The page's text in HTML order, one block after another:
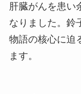
肝臓がんを患い
なりました。鈴
物語の核心に迫
ます。